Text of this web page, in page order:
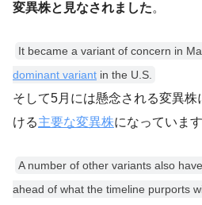
変異株と見なされました。
It became a variant of concern in
dominant variant in the U.S.
そして5月には懸念される変異
ける主要な変異株になっています
A number of other variants also
ahead of what the timeline purports